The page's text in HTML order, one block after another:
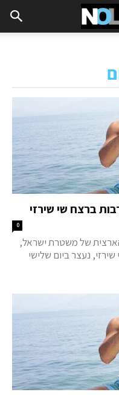
ברצח שי שירזי
0
של משטרת ישראל,
נעצר ביום שלישי